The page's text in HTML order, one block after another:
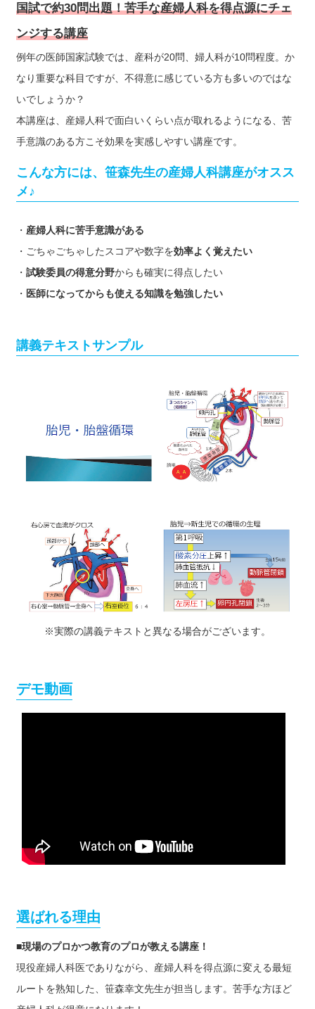
国試で約30問出題！苦手な産婦人科を得点源にチェ
ンジする講座
例年の医師国家試験では、産科が20問、婦人科が10問程度。か
なり重要な科目ですが、不得意に感じている方も多いのではな
いでしょうか？
本講座は、産婦人科で面白いくらい点が取れるようになる、苦
手意識のある方こそ効果を実感しやすい講座です。
こんな方には、笹森先生の産婦人科講座がオスス
メ♪
・ 産婦人科に苦手意識がある
・ごちゃごちゃしたスコアや数字を効率よく覚えたい
・試験委員の得意分野からも確実に得点したい
・ 医師になってからも使える知識を勉強したい
講義テキストサンプル
※実際の講義テキストと異なる場合がございます。
デモ動画
選ばれる理由
■現場のプロかつ教育のプロが教える講座！
現役産婦人科医でありながら、産婦人科を得点源に変える最短
ルートを熟知した、笹森幸文先生が担当します。苦手な方ほど